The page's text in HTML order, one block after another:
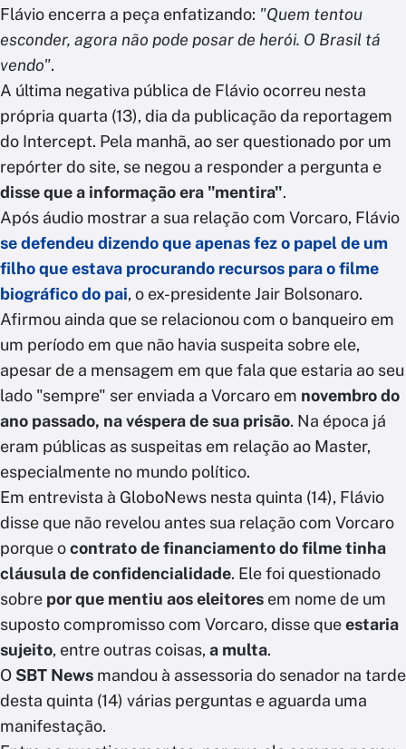
Flávio encerra a peça enfatizando: "Quem tentou
esconder, agora não pode posar de herói. O Brasil tá
vendo".
A última negativa pública de Flávio ocorreu nesta
própria quarta (13), dia da publicação da reportagem
do Intercept. Pela manhã, ao ser questionado por um
repórter do site, se negou a responder a pergunta e
disse que a informação era "mentira".
Após áudio mostrar a sua relação com Vorcaro, Flávio
se defendeu dizendo que apenas fez o papel de um
filho que estava procurando recursos para o filme
biográfico do pai, o ex-presidente Jair Bolsonaro.
Afirmou ainda que se relacionou com o banqueiro em
um período em que não havia suspeita sobre ele,
apesar de a mensagem em que fala que estaria ao seu
lado "sempre" ser enviada a Vorcaro em novembro do
ano passado, na véspera de sua prisão. Na época já
eram públicas as suspeitas em relação ao Master,
especialmente no mundo político.
Em entrevista à GloboNews nesta quinta (14), Flávio
disse que não revelou antes sua relação com Vorcaro
porque ocontrato de financiamento do filme tinha
cláusula de confidencialidade. Ele foi questionado
sobre por que mentiu aos eleitores em nome de um
suposto compromisso com Vorcaro, disse queestaria
sujeito, entre outras coisas, a multa.
O SBT News mandou à assessoria do senador na tarde
desta quinta (14) várias perguntas e aguarda uma
manifestação.